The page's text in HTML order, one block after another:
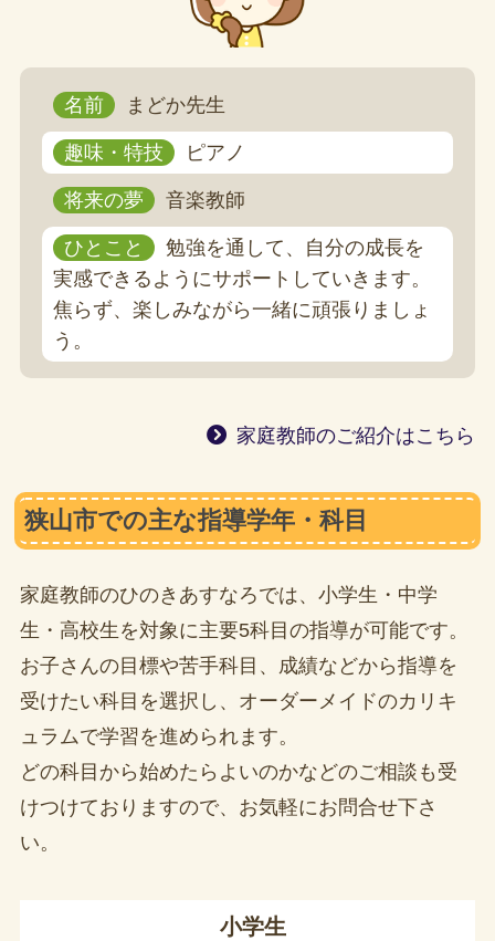
名前 まどか先生
趣味・特技 ピアノ
将来の夢 音楽教師
ひとこと
勉強を通して、自分の成長を
実感できるようにサポートしていきます。
焦らず、楽しみながら一緒に頑張りましょ
う。
家庭教師のご紹介はこちら
狭山市での主な指導学年・科目
家庭教師のひのきあすなろでは、小学生・中学
生・高校生を対象に主要5科目の指導が可能です。
お子さんの目標や苦手科目、成績などから指導を
受けたい科目を選択し、オーダーメイドのカリキ
ュラムで学習を進められます。
どの科目から始めたらよいのかなどのご相談も受
けつけておりますので、お気軽にお問合せ下さ
い。
小学生